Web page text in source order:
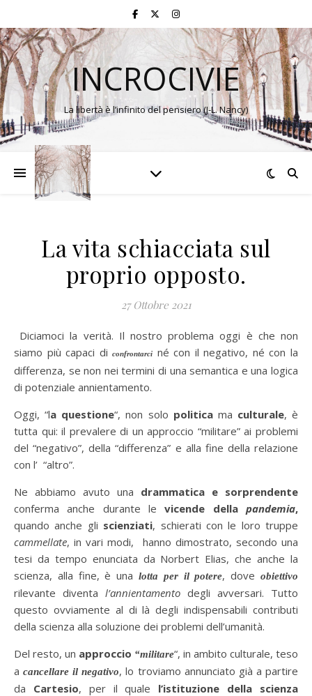
INCROCIVIE
La libertà è l’infinito del pensiero (J-L. Nancy)
La vita schiacciata sul
proprio opposto.
27 Ottobre 2021
Diciamoci la verità. Il nostro problema oggi è che non
siamo più capaci diconfrontarci né con ilnegativo, né con la
differenza, se non nei termini di una semantica e una logica
di potenziale annientamento.
Oggi, “la questione“, non solo politicama culturale, è
tutta qui: il prevalere di un approccio “militare” ai problemi
del “negativo”, della “differenza” e alla fine della relazione
con l’ “altro”.
Ne abbiamo avuto una drammatica e sorprendente
conferma anche durante levicende dellapandemia,
quando anche gli scienziati, schierati con le loro truppe
cammellate, in vari modi, hanno dimostrato, secondo una
tesi da tempo enunciata da Norbert Elias, che anche la
scienza, alla fine, è una lotta per il potere, doveobiettivo
rilevante diventa l’annientamento degli avversari. Tutto
questo ovviamente al di là degli indispensabili contributi
della scienza alla soluzione dei problemi dell’umanità.
Del resto, un approccio “militare“, in ambito culturale, teso
a cancellare il negativo, lo troviamo annunciato già a partire
da Cartesio, per il quale l’istituzione della scienza